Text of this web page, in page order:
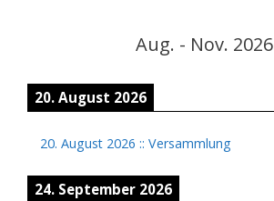
Aug. - Nov. 2026
20. August 2026
20. August 2026 :: Versammlung
24. September 2026